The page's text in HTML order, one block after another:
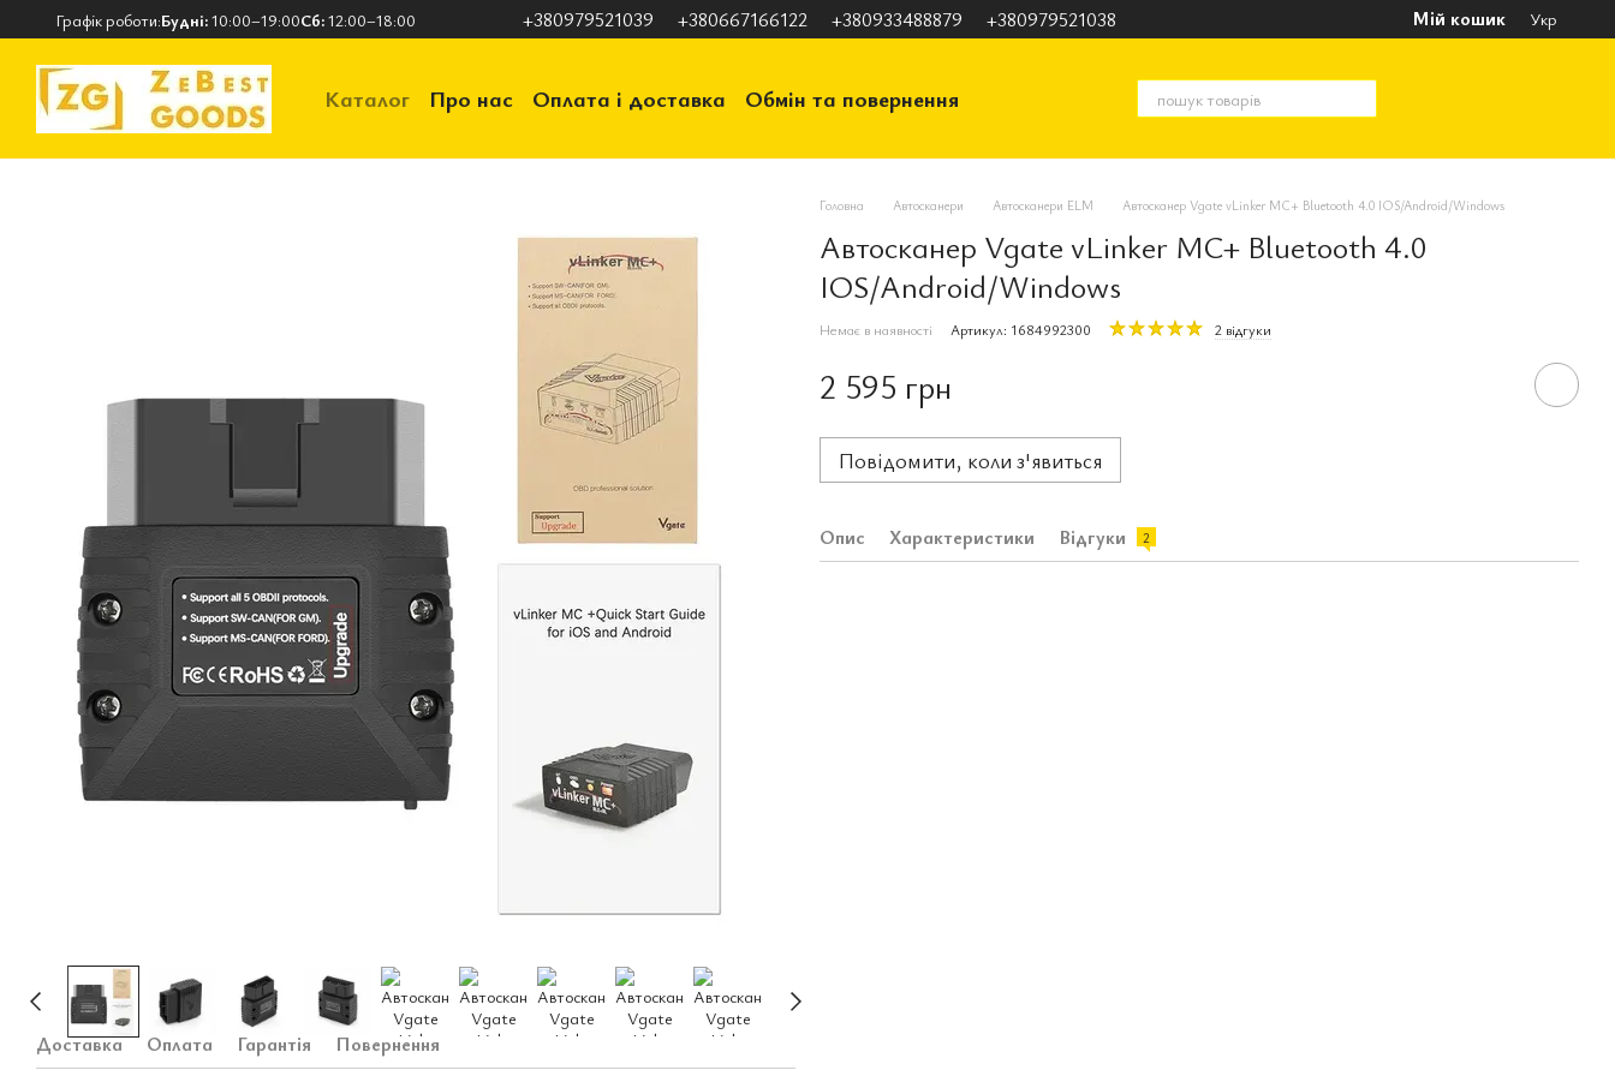
Перейти до основного контенту
Графік роботи:Будні:10:00–19:00Сб:12:00–18:00 +380979521039 +380667166122 +380933488879 +380979521038 Мій кошик Укр
Каталог Про нас Оплата і доставка
Обмін та повернення
Доставка Оплата Гарантія Повернення
Головна Автосканери Автосканери ELM Автосканер Vgate vLinker MC+ Bluetooth 4.0 IOS/Android/Windows
Автосканер Vgate vLinker MC+ Bluetooth 4.0
IOS/Android/Windows
Немає в наявності Артикул: 1684992300 2 відгуки
2 595 грн
Повідомити, коли з'явиться
Опис Характеристики Відгуки 2